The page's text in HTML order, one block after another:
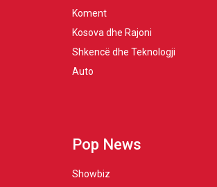
Koment
Kosova dhe Rajoni
Shkencë dhe Teknologji
Auto
Pop News
Showbiz